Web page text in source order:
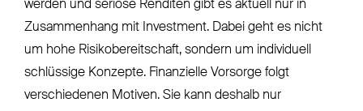
werden und seriöse Renditen gibt es aktuell nur in
Zusammenhang mit Investment. Dabei geht es nicht
um hohe Risikobereitschaft, sondern um individuell
schlüssige Konzepte. Finanzielle Vorsorge folgt
verschiedenen Motiven. Sie kann deshalb nur